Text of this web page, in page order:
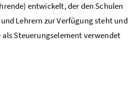
entwickelt, der den Schulen
Lehrern zur Verfügung steht und
Steuerungselement verwendet